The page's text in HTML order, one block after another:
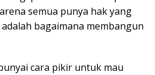
semua punya hak yang
bagaimana membangun
cara pikir untuk mau